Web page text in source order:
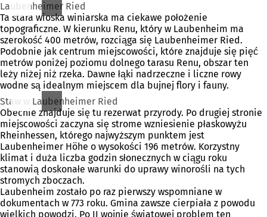
Laubenheimer Ried
Ta stara wioska winiarska ma ciekawe położenie
topograficzne. W kierunku Renu, który w Laubenheim ma
szerokość 400 metrów, rozciąga się Laubenheimer Ried.
Podobnie jak centrum miejscowości, które znajduje się pięć
metrów poniżej poziomu dolnego tarasu Renu, obszar ten
leży niżej niż rzeka. Dawne łąki nadrzeczne i liczne rowy
wodne są idealnym miejscem dla bujnej flory i fauny.
Staw w Laubenheimer Ried
Obecnie znajduje się tu rezerwat przyrody. Po drugiej stronie
miejscowości zaczyna się strome wzniesienie płaskowyżu
Rheinhessen, którego najwyższym punktem jest
Laubenheimer Höhe o wysokości 196 metrów. Korzystny
klimat i duża liczba godzin słonecznych w ciągu roku
stanowią doskonałe warunki do uprawy winorośli na tych
stromych zboczach.
Laubenheim zostało po raz pierwszy wspomniane w
dokumentach w 773 roku. Gmina zawsze cierpiała z powodu
wielkich powodzi. Po II wojnie światowej problem ten